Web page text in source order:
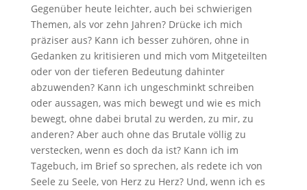
Gegenüber heute leichter, auch bei schwierigen
Themen, als vor zehn Jahren? Drücke ich mich
präziser aus? Kann ich besser zuhören, ohne in
Gedanken zu kritisieren und mich vom Mitgeteilten
oder von der tieferen Bedeutung dahinter
abzuwenden? Kann ich ungeschminkt schreiben
oder aussagen, was mich bewegt und wie es mich
bewegt, ohne dabei brutal zu werden, zu mir, zu
anderen? Aber auch ohne das Brutale völlig zu
verstecken, wenn es doch da ist? Kann ich im
Tagebuch, im Brief so sprechen, als redete ich von
Seele zu Seele, von Herz zu Herz? Und, wenn ich es